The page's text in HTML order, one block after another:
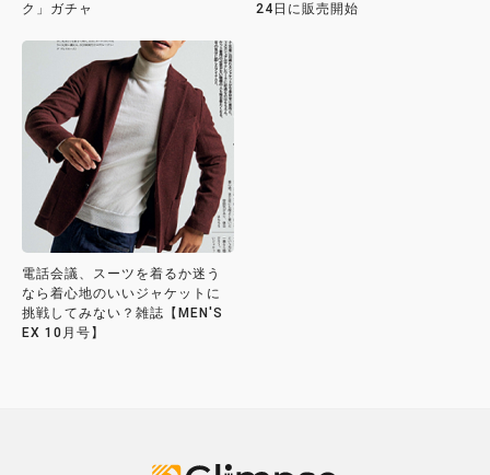
ク」ガチャ
24日に販売開始
電話会議、スーツを着るか迷う
なら着心地のいいジャケットに
挑戦してみない？雑誌【MEN'S
EX 10月号】